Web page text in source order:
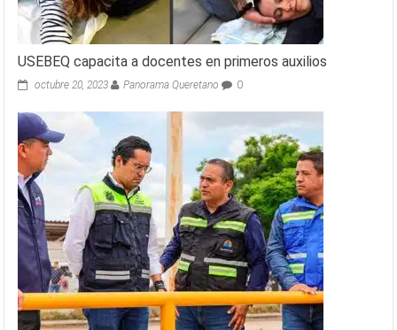
USEBEQ capacita a docentes en primeros auxilios
octubre 20, 2023 Panorama Queretano 0